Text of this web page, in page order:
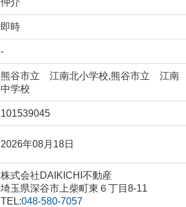
即時
-
熊谷市立 江南北小学校,熊谷市立 江南
中学校
101539045
2026年08月18日
株式会社DAIKICHI不動産
埼玉県深谷市上柴町東６丁目8-11
TEL:048-580-7057